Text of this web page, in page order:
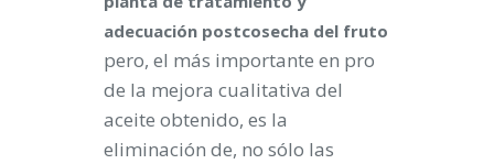
adecuación postcosecha del fruto
pero, el más importante en pro
de la mejora cualitativa del
aceite obtenido, es la
eliminación de, no sólo las